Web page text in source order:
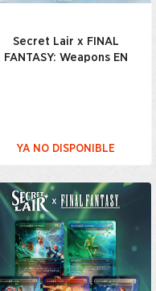
Secret Lair x FINAL
FANTASY: Weapons EN
YA NO DISPONIBLE